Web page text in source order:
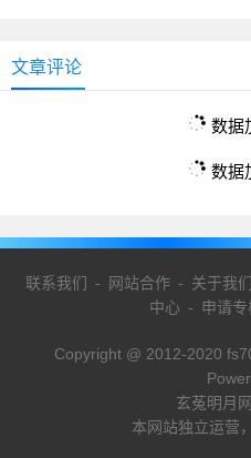
文章评论
数据
数据
联系我们 - 网站合作- 关于我们
中心 - 申请专
Copyright @ 2012-2020
玄菟明月
本网站独立运营